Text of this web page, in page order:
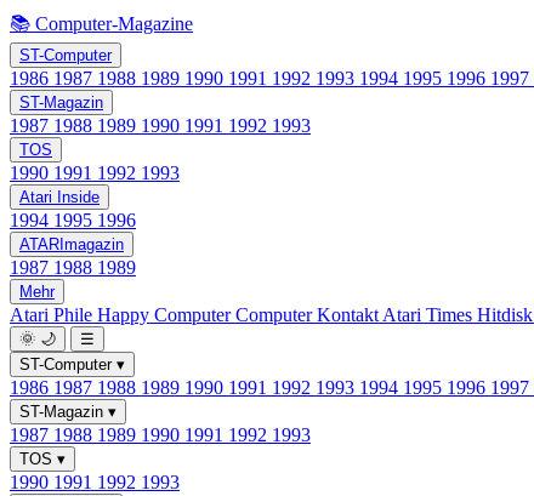
📚 Computer-Magazine
ST-Computer
1986 1987 1988 1989 1990 1991 1992 1993 1994 1995 1996 1997
ST-Magazin
1987 1988 1989 1990 1991 1992 1993
TOS
1990 1991 1992 1993
Atari Inside
1994 1995 1996
ATARImagazin
1987 1988 1989
Mehr
Atari Phile Happy ComputerComputer Kontakt Atari Times Hitdisk
🌞 🌙
☰
ST-Computer ▾
1986 1987 1988 1989 1990 1991 1992 1993 1994 1995 1996 1997
ST-Magazin ▾
1987 1988 1989 1990 1991 1992 1993
TOS ▾
1990 1991 1992 1993